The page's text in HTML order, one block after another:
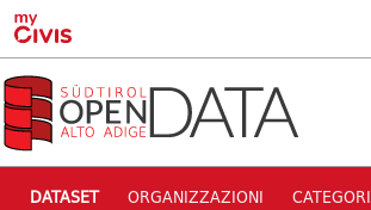
Skip to main content
DATASET ORGANIZZAZIONI